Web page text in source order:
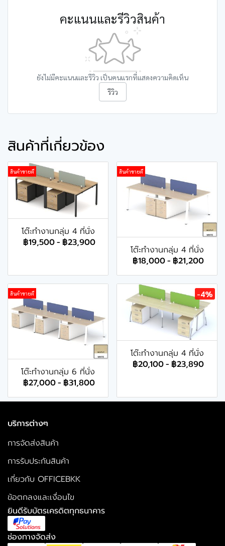
คะแนนและรีวิวสินค้า
ยังไม่มีคะแนนและรีวิว เป็นคนแรกที่แสดงความคิดเห็น
รีวิว
สินค้าที่เกี่ยวข้อง
สินค้าขายดี
โต๊ะทำงานกลุ่ม 4 ที่นั่ง
฿19,500- ฿23,900
สินค้าขายดี
โต๊ะทำงานกลุ่ม 4 ที่นั่ง
฿18,000- ฿21,200
สินค้าขายดี
โต๊ะทำงานกลุ่ม 6 ที่นั่ง
฿27,000- ฿31,800
-4%
โต๊ะทำงานกลุ่ม 4 ที่นั่ง
฿20,100- ฿23,890
บริการต่างๆ
การจัดส่งสินค้า
การรับประกันสินค้า
เกี่ยวกับ OFFICEBKK
ข้อตกลงและเงื่อนไข
ยินดีรับบัตรเครดิตทุกธนาคาร
ช่องทางจัดส่ง